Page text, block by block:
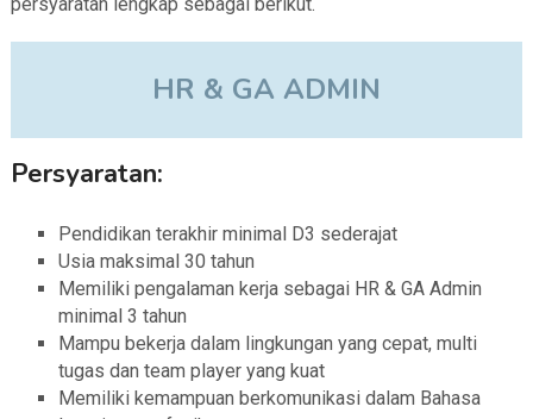
HR & GA ADMIN
Persyaratan:
Pendidikan terakhir minimal D3 sederajat
Usia maksimal 30 tahun
Memiliki pengalaman kerja sebagai HR & GA Admin
minimal 3 tahun
Mampu bekerja dalam lingkungan yang cepat, multi
tugas dan team player yang kuat
Memiliki kemampuan berkomunikasi dalam Bahasa